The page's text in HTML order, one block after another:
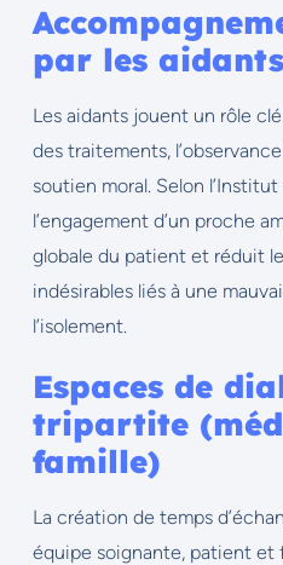
par les
Les aidants jouent un rôle
des traitements,
soutien moral. Selon
l’engagement d’un proche
globale du patient et réduit
indésirables liés à une
l’isolement.
Espaces de
tripartite
famille)
La création de temps
équipe soignante, patient et